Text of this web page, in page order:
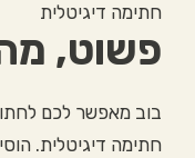
חתימה דיגיטלית
פשוט,
בוב מאפשר לכם
חתימה דיגיטלית.